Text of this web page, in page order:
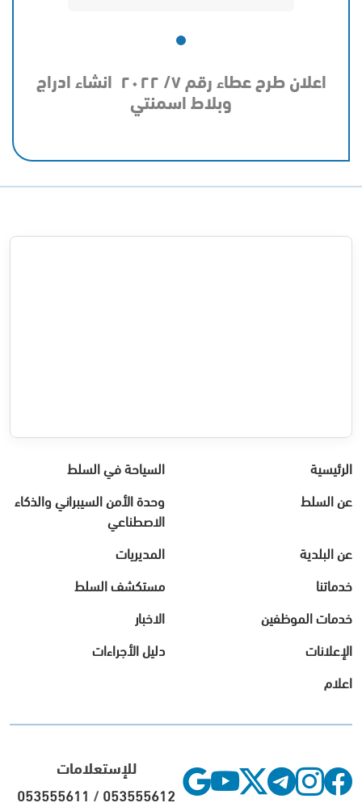
اعلان طرح عطاء رقم ٧/ ٢٠٢٢ انشاء ادراج
وبلاط اسمنتي
الرئيسية
السياحة في السلط
عن السلط
وحدة الأمن السيبراني والذكاء
الاصطناعي
عن البلدية
المديريات
خدماتنا
مستكشف السلط
خدمات الموظفين
الاخبار
الإعلانات
دليل الأجراءات
اعلام
للإستعلامات
053555611 /053555612